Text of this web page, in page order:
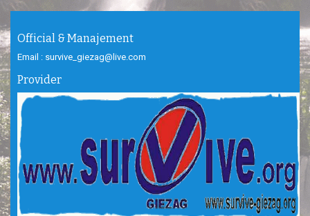
Official & Manajement
Email : survive_giezag@live.com
Provider